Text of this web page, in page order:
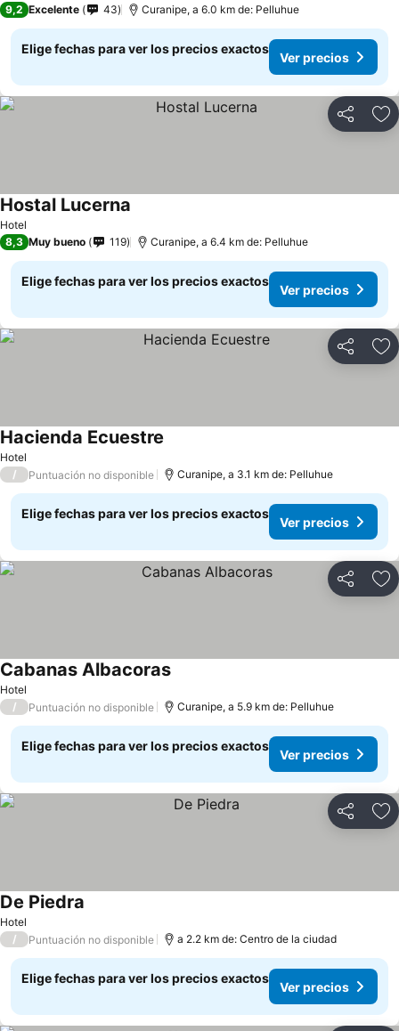
9,2 Excelente 43 Curanipe, a 6.0 km de: Pelluhue
Elige fechas para ver los precios exactos
Ver precios
Compartir
Hotel
Hostal Lucerna
8,3 Muy bueno 119 Curanipe, a 6.4 km de: Pelluhue
Elige fechas para ver los precios exactos
Ver precios
Compartir
Hotel
Hacienda Ecuestre
/ Puntuación no disponible Curanipe, a 3.1 km de: Pelluhue
Elige fechas para ver los precios exactos
Ver precios
Compartir
Hotel
Cabanas Albacoras
/ Puntuación no disponible Curanipe, a 5.9 km de: Pelluhue
Elige fechas para ver los precios exactos
Ver precios
Compartir
Hotel
De Piedra
/ Puntuación no disponible a 2.2 km de: Centro de la ciudad
Elige fechas para ver los precios exactos
Ver precios